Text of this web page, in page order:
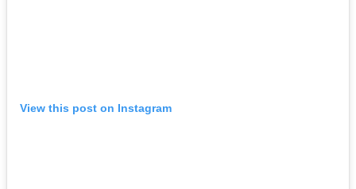
View this post on Instagram